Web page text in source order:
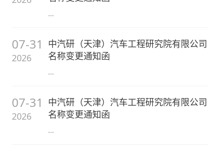
...
07-31
2026
中汽研（天津）汽车工程研究院有限公司
名称变更通知函
...
07-31
2026
中汽研（天津）汽车工程研究院有限公司
名称变更通知函
...